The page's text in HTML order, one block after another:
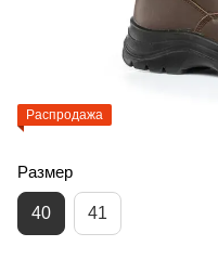
Распродажа
Размер
40 41